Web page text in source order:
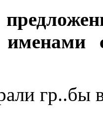
гр..бы